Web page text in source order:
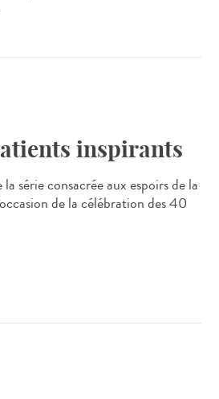
inspirants
série consacrée aux espoirs de la
de la célébration des 40